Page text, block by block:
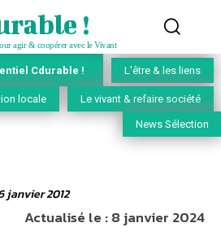
!
agir & coopérer avec le Vivant
Cdurable ! L'être & les liens
locale Le vivant & refaire société
News Sélection
janvier 2012
Actualisé le :8 janvier 2024